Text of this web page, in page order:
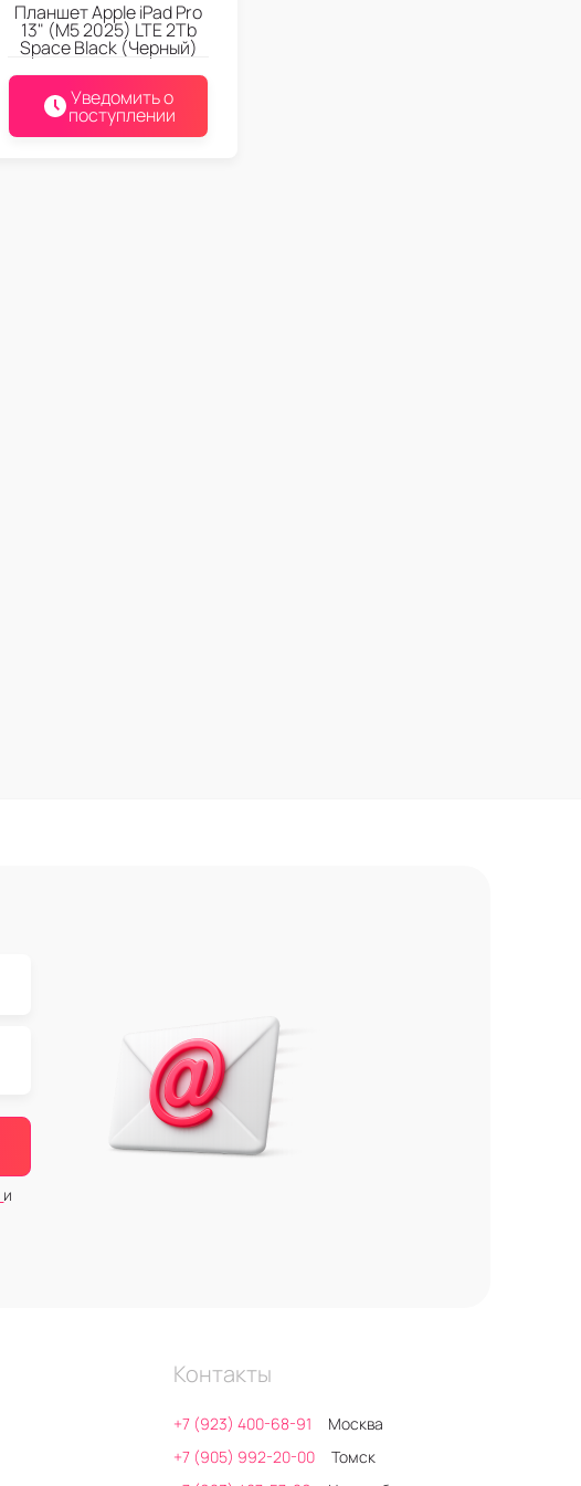
Планшет Apple iPad Pro
13" (M5 2025) LTE 2Tb
Space Black (Черный)
Уведомить о
поступлении
и
Контакты
+7 (923) 400-68-91
Москва
+7 (905) 992-20-00
Томск